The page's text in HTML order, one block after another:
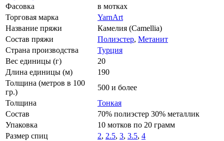
Фасовка
в мотках
Торговая марка
YarnArt
Название пряжи
Камелия (Camellia)
Состав пряжи
Полиэстер, Метанит
Страна производства
Турция
Вес единицы (г)
20
Длина единицы (м)
190
Толщина (метров в 100
гр.)
500 и более
Толщина
Тонкая
Состав
70% полиэстер 30% металлик
Упаковка
10 мотков по 20 грамм
Размер спиц
2, 2.5, 3, 3.5, 4